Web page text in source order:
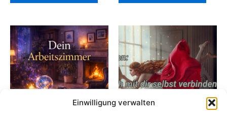
Einwilligung verwalten